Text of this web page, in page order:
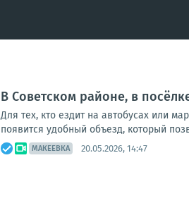
В Советском районе, в
Для тех, кто ездит на автобусах или
появится удобный объезд, который
МАКЕЕВКА 20.05.2026, 14:47